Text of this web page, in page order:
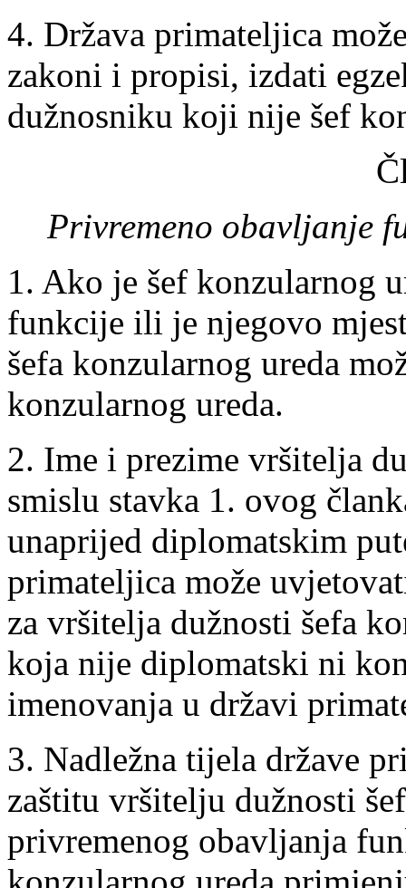
4. Država primateljica
zakoni i propisi, izdati
dužnosniku koji nije šef
Privremeno obavljanje
1. Ako je šef konzularnog
funkcije ili je njegovo
šefa konzularnog ureda
konzularnog ureda.
2. Ime i prezime vršitelja
smislu stavka 1. ovog
unaprijed diplomatskim
primateljica može
za vršitelja dužnosti šefa
koja nije diplomatski ni
imenovanja u državi
3. Nadležna tijela države
zaštitu vršitelju dužnosti
privremenog obavljanja